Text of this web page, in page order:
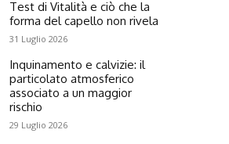
Test di Vitalità e ciò che la
forma del capello non rivela
31 Luglio 2026
Inquinamento e calvizie: il
particolato atmosferico
associato a un maggior
rischio
29 Luglio 2026